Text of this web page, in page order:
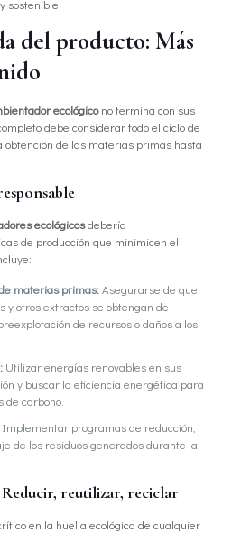
del producto: Más
ecológicono termina con sus
debe considerar todo el ciclo de
obtención de las materias primas hasta
ecológicosdebería
de producción que minimicen el
materias primas:Asegurarse de que
y otros extractos se obtengan de
de recursos o daños a los
Utilizar energías renovables en sus
y buscar la eficiencia energética para
de carbono.
programas de reducción,
de los residuos generados durante la
Reducir, reutilizar, reciclar
en la huella ecológica de cualquier